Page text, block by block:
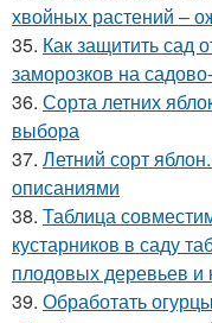
хвойных растений –
35. Как защитить сад
заморозков на
36. Сорта летних
выбора
37. Летний сорт
описаниями
38. Таблица
кустарников в саду
плодовых деревьев и
39. Обработать